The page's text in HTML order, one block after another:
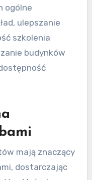
ogólne
ulepszanie
szkolenia
budynków
mają znaczący
dostarczając